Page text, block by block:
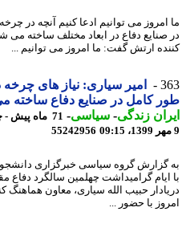
می توانیم ادعا کنیم آنچه در چرخه
دفاع در ابعاد مختلف ساخته می شود.
ارتش گفت: ما امروز می توانیم ...
امیر سیاری: نیاز های چرخه
کامل در صنایع دفاع ساخته می
زندگی-سیاسی-
71 ماه پیش -
55242956
گروه سیاسی خبرگزاری دانشجو،
گرامیداشت چهلمین سالگرد دفاع
حبیب الله سیاری، معاون هماهنگ
با حضور ...